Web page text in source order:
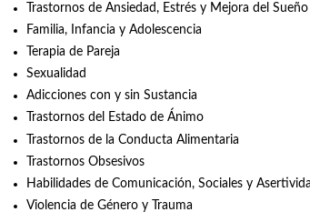
Trastornos de Ansiedad, Estrés y Mejora del Sueño
Familia, Infancia y Adolescencia
Terapia de Pareja
Sexualidad
Adicciones con y sin Sustancia
Trastornos del Estado de Ánimo
Trastornos de la Conducta Alimentaria
Trastornos Obsesivos
Habilidades de Comunicación, Sociales y
Violencia de Género y Trauma